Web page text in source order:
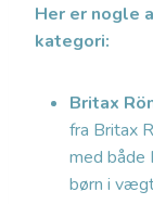
Her er nogle
kategori:
Britax
fra Britax
med både
børn i